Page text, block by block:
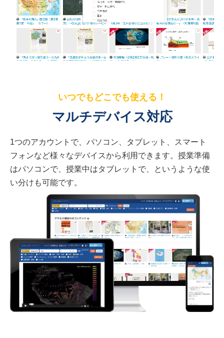
いつでもどこでも使える！
マルチデバイス対応
1つのアカウントで、パソコン、タブレット、スマート
フォンなど様々なデバイスから利用できます。授業準備
はパソコンで、授業中はタブレットで、というような使
い分けも可能です。